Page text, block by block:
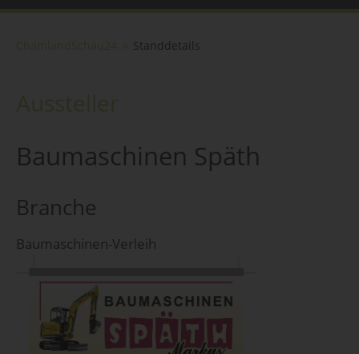
Standdetails
Baumaschinen Späth
Branche
Baumaschinen-Verleih